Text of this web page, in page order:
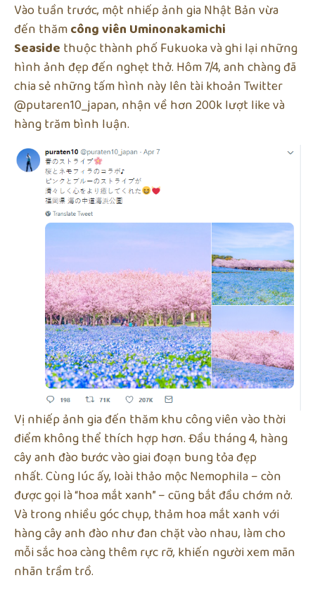
Vào tuần trước, một nhiếp ảnh gia Nhật Bản vừa
đến thămcông viên Uminonakamichi
Seaside thuộc thành phố Fukuoka và ghi lại những
hình ảnh đẹp đến nghẹt thở. Hôm 7/4, anh chàng đã
chia sẻ những tấm hình này lên tài khoản Twitter
@putaren10_japan, nhận về hơn 200k lượt like và
hàng trăm bình luận.
Vị nhiếp ảnh gia đến thăm khu công viên vào thời
điểm không thể thích hợp hơn. Đầu tháng 4, hàng
cây anh đào bước vào giai đoạn bung tỏa đẹp
nhất. Cùng lúc ấy, loài thảo mộc Nemophila – còn
được gọi là “hoa mắt xanh” – cũng bắt đầu chớm nở.
Và trong nhiều góc chụp, thảm hoa mắt xanh với
hàng cây anh đào như đan chặt vào nhau, làm cho
mỗi sắc hoa càng thêm rực rỡ, khiến người xem mãn
nhãn trầm trồ.